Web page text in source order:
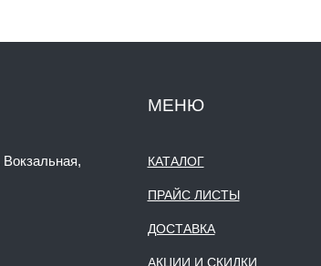
Вокзальная,
МЕНЮ
КАТАЛОГ
ПРАЙС ЛИСТЫ
ДОСТАВКА
АКЦИИ И СКИДКИ